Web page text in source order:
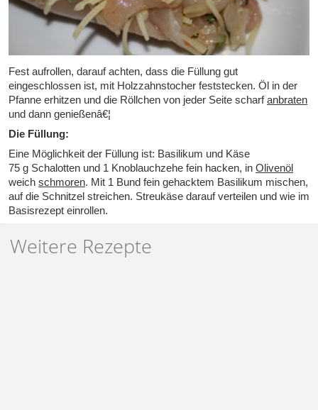
Fest aufrollen, darauf achten, dass die Füllung gut
eingeschlossen ist, mit Holzzahnstocher feststecken. Öl in der
Pfanne erhitzen und die Röllchen von jeder Seite scharfanbraten
und dann genießenâ€¦
Die Füllung:
Eine Möglichkeit der Füllung ist: Basilikum und Käse
75 g Schalotten und 1 Knoblauchzehe fein hacken, in Olivenöl
weich schmoren. Mit 1 Bund fein gehacktem Basilikum mischen,
auf die Schnitzel streichen. Streukäse darauf verteilen und wie im
Basisrezept einrollen.
Weitere Rezepte